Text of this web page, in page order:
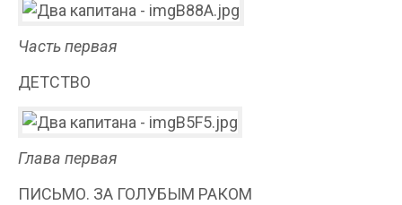
Часть первая
ДЕТСТВО
Глава первая
ПИСЬМО. ЗА ГОЛУБЫМ РАКОМ